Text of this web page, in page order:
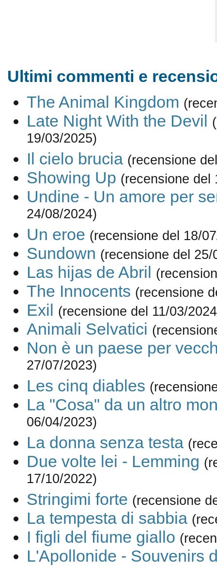
Ultimi commenti e
The Animal Kingdom
Late Night With the Devil
19/03/2025)
Il cielo brucia (recensione
Showing Up (recensione del
Undine - Un amore per
24/08/2024)
Un eroe (recensione del 18/
Sundown (recensione del 25/
Las hijas de Abril
The Innocents (recensione
Exil (recensione del 11/03/
Animali Selvatici
Non è un paese per
27/07/2023)
Les cinq diables
La "Cosa" da un altro
06/04/2023)
La donna senza testa
Due volte lei - Lemming
17/10/2022)
Stringimi forte (recensione
La tempesta di sabbia
I figli del fiume giallo
L'Apollonide - Souvenirs